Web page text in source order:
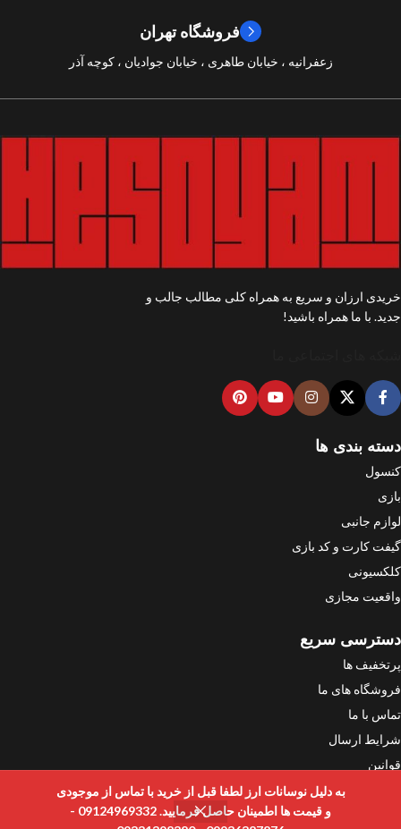
به دلیل نوسانات ارز لطفا قبل از خرید با تماس از موجودی
و قیمت ها اطمینان حاصل فرمایید. 09124969332 -
فروشگاه تهران
زعفرانیه ، خیابان طاهری ، خیابان جوادیان ، کوچه آذر
خریدی ارزان و سریع به همراه کلی مطالب جالب و
جدید. با ما همراه باشید!
دسته بندی ها
کنسول
بازی
لوازم جانبی
گیفت کارت و کد بازی
کلکسیونی
واقعیت مجازی
دسترسی سریع
پرتخفیف ها
فروشگاه های ما
تماس با ما
شرایط ارسال
قوانین
لینک های مفید